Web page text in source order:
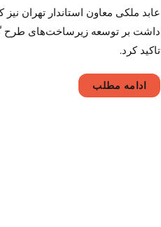
١٨٣
گردشگری
٢٢٨١
فرصت
عابد ملکی معاون استاندار تهران
داشت بر توسعه زیرساخت‌های طرح
تاکید کرد.
ادامه مطلب